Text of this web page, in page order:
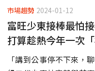
市場趨勢 2024-01-12
富旺少東接棒最怕
打算趁熱今年一次「
「講到公事停不下來，